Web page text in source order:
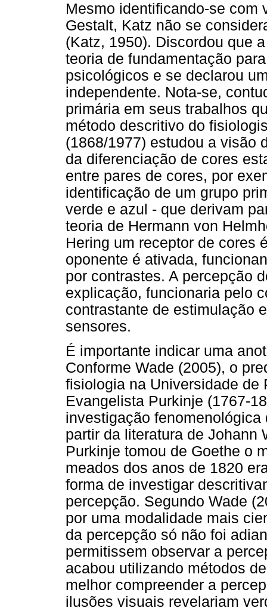
Mesmo identificando-se com
Gestalt, Katz não se
(Katz, 1950). Discordou que
teoria de fundamentação
psicológicos e se declarou
independente. Nota-se,
primária em seus trabalhos
método descritivo do
(1868/1977) estudou a visão
da diferenciação de cores
entre pares de cores, por
identificação de um grupo
verde e azul - que derivam
teoria de Hermann von
Hering um receptor de cores
oponente é ativada,
por contrastes. A percepção
explicação, funcionaria pelo
contrastante de estimulação
sensores.
É importante indicar uma
Conforme Wade (2005), o
fisiologia na Universidade de
Evangelista Purkinje (1767-
investigação
partir da literatura de Johann
Purkinje tomou de Goethe o
meados dos anos de 1820
forma de investigar
percepção. Segundo Wade
por uma modalidade mais
da percepção só não foi
permitissem observar a
acabou utilizando métodos
melhor compreender a
ilusões visuais revelariam